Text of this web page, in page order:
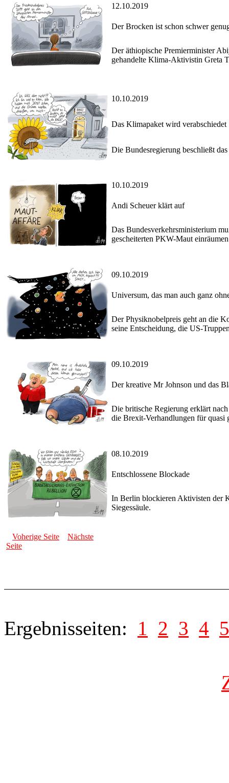
12.10.2019
Der Brocken ist schon schwer
Der äthiopische Premierminister
gehandelte Klima-Aktivistin Greta
10.10.2019
Das Klimapaket wird verabschiedet
Die Bundesregierung beschließt
10.10.2019
Andi Scheuer klärt auf
Das Bundesverkehrsministerium
gescheiterten PKW-Maut
09.10.2019
Universum, das man auch ganz
Der Physiknobelpreis geht an die
seine Entscheidung, die US-
09.10.2019
Der kreative Mr Johnson und das
Die britische Regierung erklärt
die Brexit-Verhandlungen für quasi
08.10.2019
Entschlossene Blockade
In Berlin blockieren Aktivisten der
Siegessäule.
Voherige Seite
Nächste
Seite
Ergebnisseiten: 1 2 3 4 5